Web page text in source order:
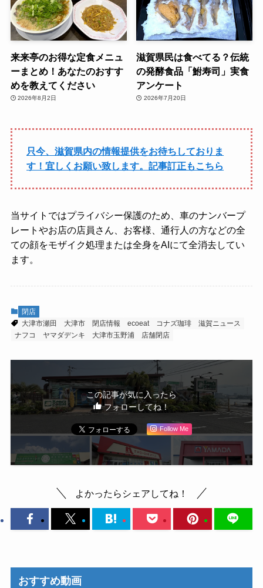
来来亭のお得な定食メニュ
ーまとめ！あなたのおすす
めを教えてください
2026年8月2日
滋賀県民は食べてる？伝統
の発酵食品「鮒寿司」実食
アンケート
2026年7月20日
只今、滋賀県内の情報提供をお待ちしておりま
す！宜しくお願い致します。記事訂正もこちら
当サイトではプライバシー保護のため、車のナンバープ
レートやお店の店員さん、お客様、通行人の方などの全
ての顔をモザイク処理または全身をAIにて全消去してい
ます。
閉店
大津市瀬田
大津市 閉店情報 ecoeat コナズ珈琲
滋賀ニュース
ナフコ
ヤマダデンキ 大津市玉野浦 店舗閉店
この記事が気に入ったら
フォローしてね！
Follow Me
よかったらシェアしてね！
おすすめ動画